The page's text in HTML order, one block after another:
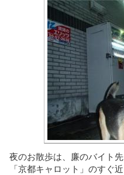
夜のお散歩は、廉のバイト
「京都キャロット」のすぐ